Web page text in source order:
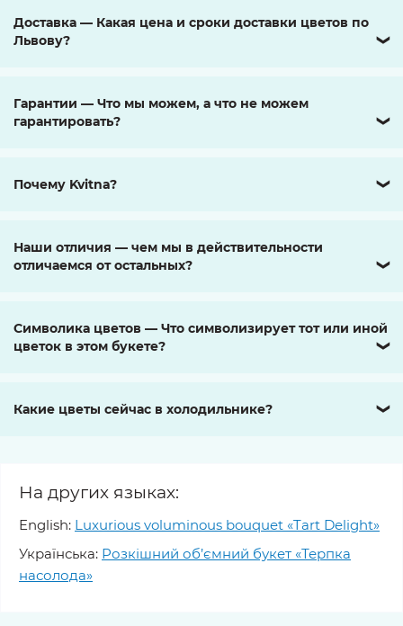
Доставка — Какая цена и сроки доставки цветов по
Львову?
❯
Гарантии — Что мы можем, а что не можем
гарантировать?
❯
Почему Kvitna? ❯
Наши отличия — чем мы в действительности
отличаемся от остальных?
❯
Символика цветов — Что символизирует тот или иной
цветок в этом букете?
❯
Какие цветы сейчас в холодильнике? ❯
На других языках:
English: Luxurious voluminous bouquet «Tart Delight»
Українська: Розкішний об’ємний букет «Терпка
насолода»